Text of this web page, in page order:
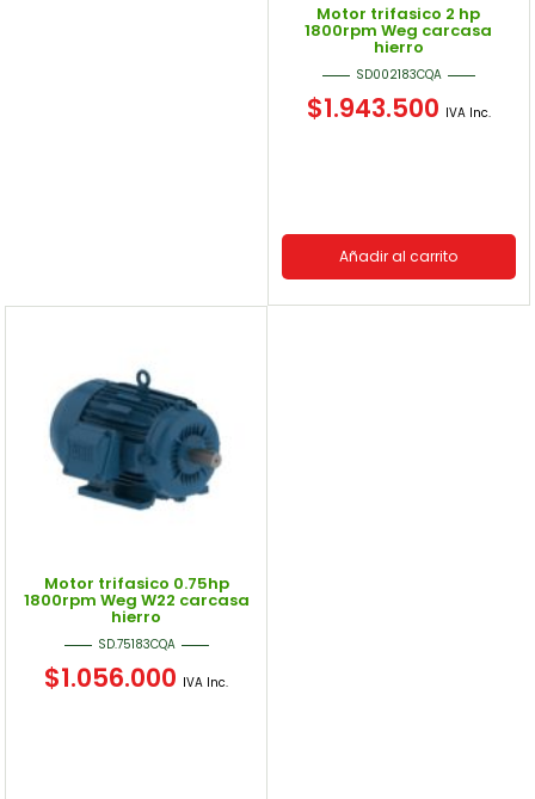
Motor trifasico 2 hp
1800rpm Weg carcasa
hierro
SD002183CQA
$1.943.500 IVA Inc.
Añadir al carrito
Motor trifasico 0.75hp
1800rpm Weg W22 carcasa
hierro
SD.75183CQA
$1.056.000 IVA Inc.